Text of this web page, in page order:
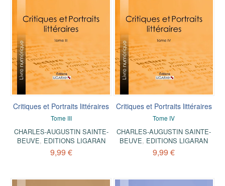
Critiques et Portraits littéraires
Tome III
CHARLES-AUGUSTIN SAINTE-
BEUVE, EDITIONS LIGARAN
9,99 €
Critiques et Portraits littéraires
Tome IV
CHARLES-AUGUSTIN SAINTE-
BEUVE, EDITIONS LIGARAN
9,99 €